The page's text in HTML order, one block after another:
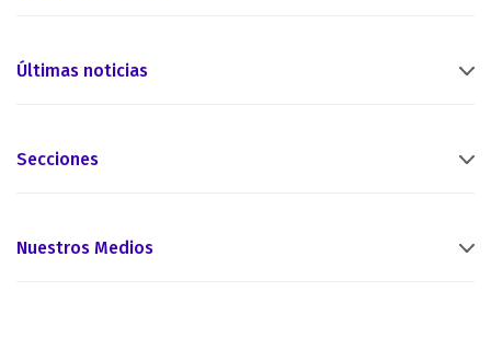
Últimas noticias
Secciones
Nuestros Medios